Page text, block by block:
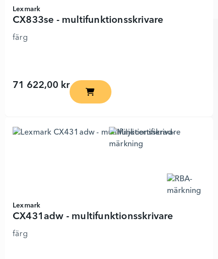
Lexmark
CX833se - multifunktionsskrivare
färg
71 622,00 krCX833se - multifunktionsskrivare -
Lexmark
CX431adw - multifunktionsskrivare
färg